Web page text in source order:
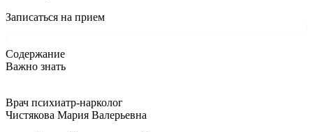
Записаться на прием
Содержание
Важно знать
Врач психиатр-нарколог
Чистякова Мария Валерьевна